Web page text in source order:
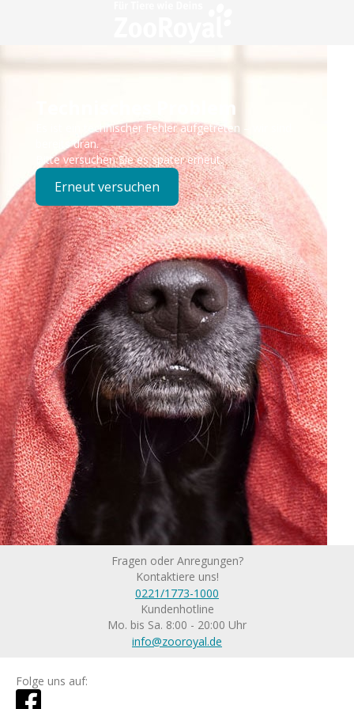
Technisches Problem
Es ist ein technischer Fehler aufgetreten – wir sind
bereits dran.
Bitte versuchen Sie es später erneut.
Erneut versuchen
Fragen oder Anregungen?
Kontaktiere uns!
0221/1773-1000
Kundenhotline
Mo. bis Sa. 8:00 - 20:00 Uhr
info@zooroyal.de
Folge uns auf: